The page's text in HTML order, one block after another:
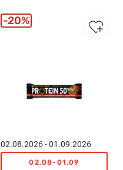
02.08.2026 - 01.09.2026
02.08-01.09
20%